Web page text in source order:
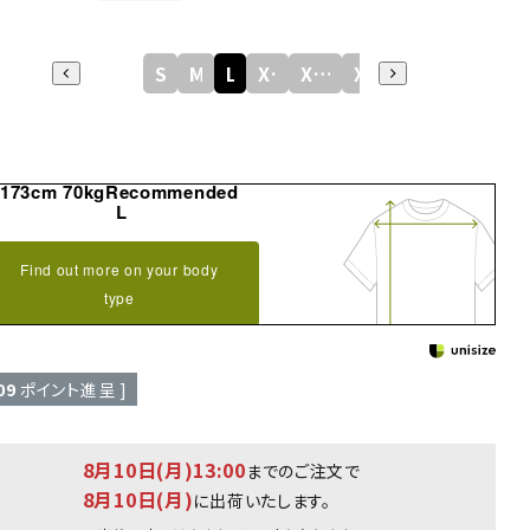
XL XXL XXXL
173cm 70kgRecommended
L
Find out more on your body
type
ポイント進呈 ]
8月10日(月)13:00までのご注文で
8月10日(月)に出荷いたします。